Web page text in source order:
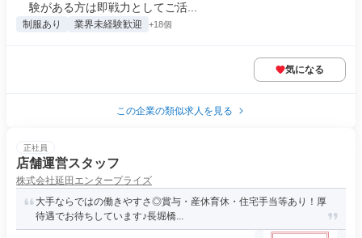
験がある方は即戦力としてご活...
制服あり 業界未経験歓迎 +18個
気になる
この企業の類似求人を見る
正社員
店舗運営スタッフ
株式会社延田エンタープライズ
大手ならではの働きやすさ◎賞与・産休育休・住宅手当等あり！厚
待遇でお待ちしています♪長堀橋...